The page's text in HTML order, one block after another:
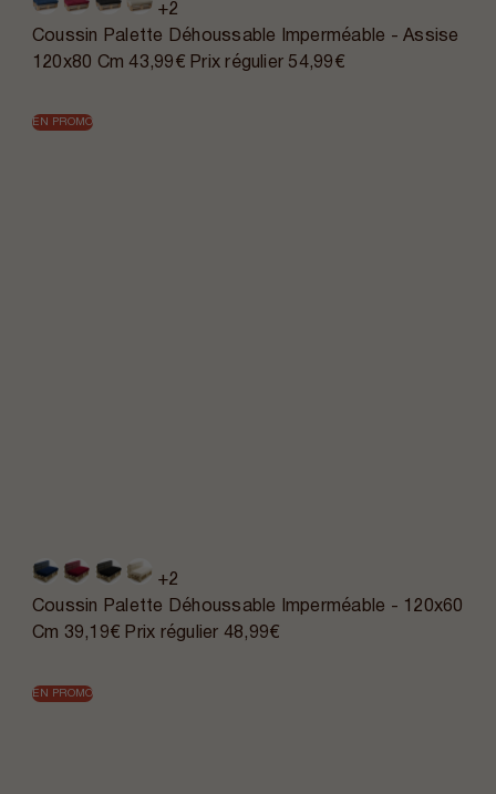
+2
Coussin Palette Déhoussable Imperméable - Assise
120x80 Cm43,99€ Prix régulier 54,99€
EN PROMO
+2
Coussin Palette Déhoussable Imperméable - 120x60
Cm 39,19€ Prix régulier 48,99€
EN PROMO